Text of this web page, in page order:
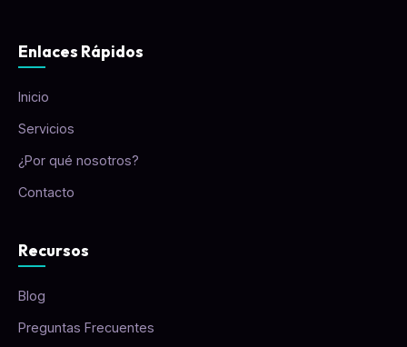
Enlaces Rápidos
Inicio
Servicios
¿Por qué nosotros?
Contacto
Recursos
Blog
Preguntas Frecuentes